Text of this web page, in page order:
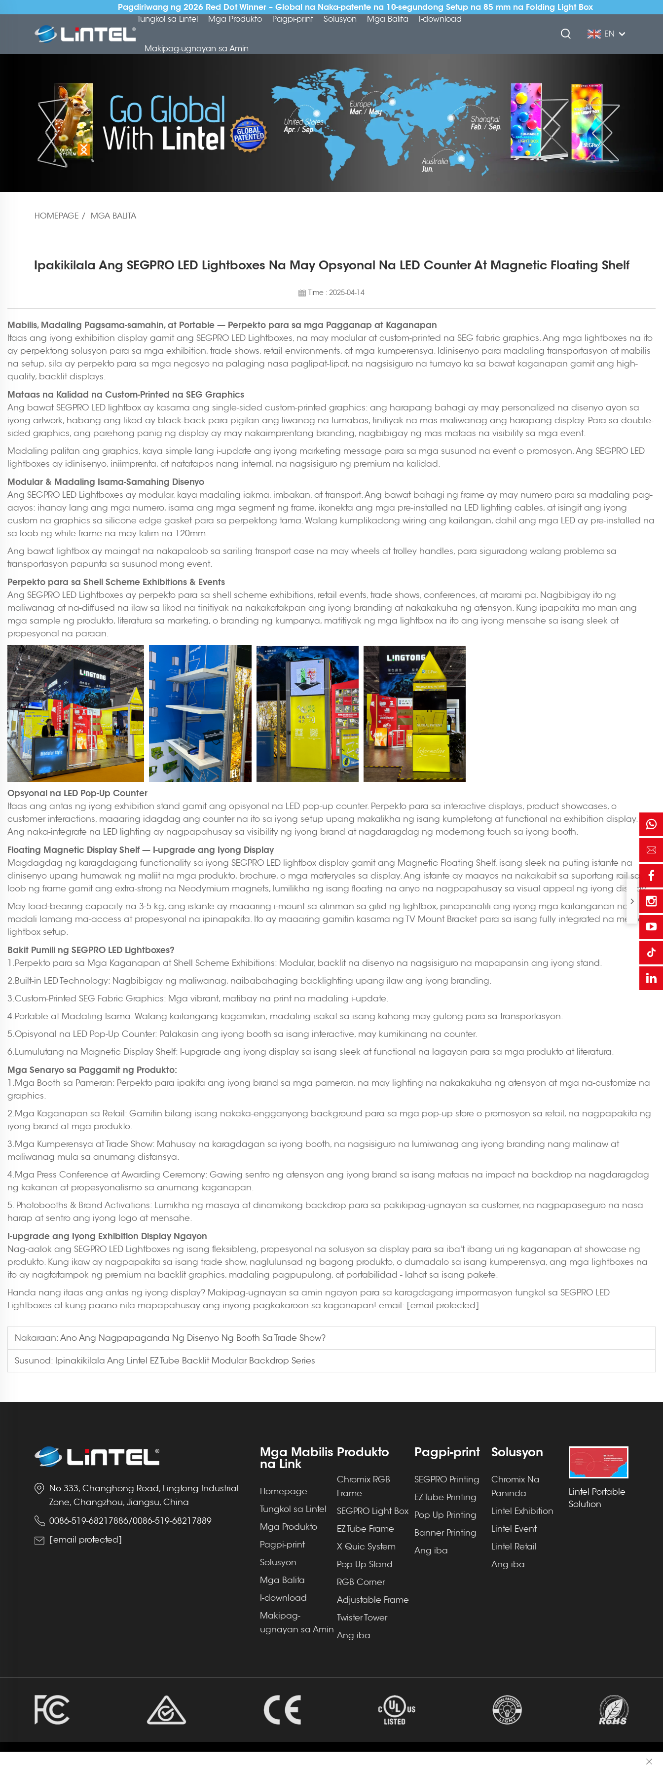
Pagdiriwang ng 2026 Red Dot Winner – Global na Naka-patente na 10-segundong Setup na 85 mm na Folding Light Box
Tungkol sa Lintel Mga Produkto Pagpi-print Solusyon Mga Balita I-download
Makipag-ugnayan sa Amin
EN
HOMEPAGE / MGA BALITA
Ipakikilala Ang SEGPRO LED Lightboxes Na May Opsyonal Na LED Counter At Magnetic Floating Shelf
Time : 2025-04-14
Mabilis, Madaling Pagsama-samahin, at Portable — Perpekto para sa mga Pagganap at Kaganapan
Itaas ang iyong exhibition display gamit ang SEGPRO LED Lightboxes, na may modular at custom-printed na SEG fabric graphics. Ang mga lightboxes na ito
ay perpektong solusyon para sa mga exhibition, trade shows, retail environments, at mga kumperensya. Idinisenyo para madaling transportasyon at mabilis
na setup, sila ay perpekto para sa mga negosyo na palaging nasa paglipat-lipat, na nagsisiguro na tumayo ka sa bawat kaganapan gamit ang high-
quality, backlit displays.
Mataas na Kalidad na Custom-Printed na SEG Graphics
Ang bawat SEGPRO LED lightbox ay kasama ang single-sided custom-printed graphics: ang harapang bahagi ay may personalized na disenyo ayon sa
iyong artwork, habang ang likod ay black-back para pigilan ang liwanag na lumabas, tinitiyak na mas maliwanag ang harapang display. Para sa double-
sided graphics, ang parehong panig ng display ay may nakaimprentang branding, nagbibigay ng mas mataas na visibility sa mga event.
Madaling palitan ang graphics, kaya simple lang i-update ang iyong marketing message para sa mga susunod na event o promosyon. Ang SEGPRO LED
lightboxes ay idinisenyo, iniimprenta, at natatapos nang internal, na nagsisiguro ng premium na kalidad.
Modular & Madaling Isama-Samahing Disenyo
Ang SEGPRO LED Lightboxes ay modular, kaya madaling iakma, imbakan, at transport. Ang bawat bahagi ng frame ay may numero para sa madaling pag-
aayos: ihanay lang ang mga numero, isama ang mga segment ng frame, ikonekta ang mga pre-installed na LED lighting cables, at isingit ang iyong
custom na graphics sa silicone edge gasket para sa perpektong tama. Walang kumplikadong wiring ang kailangan, dahil ang mga LED ay pre-installed na
sa loob ng white frame na may lalim na 120mm.
Ang bawat lightbox ay maingat na nakapaloob sa sariling transport case na may wheels at trolley handles, para siguradong walang problema sa
transportasyon papunta sa susunod mong event.
Perpekto para sa Shell Scheme Exhibitions & Events
Ang SEGPRO LED Lightboxes ay perpekto para sa shell scheme exhibitions, retail events, trade shows, conferences, at marami pa. Nagbibigay ito ng
maliwanag at na-diffused na ilaw sa likod na tinitiyak na nakakatakpan ang iyong branding at nakakakuha ng atensyon. Kung ipapakita mo man ang
mga sample ng produkto, literatura sa marketing, o branding ng kumpanya, matitiyak ng mga lightbox na ito ang iyong mensahe sa isang sleek at
propesyonal na paraan.
Opsyonal na LED Pop-Up Counter
Itaas ang antas ng iyong exhibition stand gamit ang opisyonal na LED pop-up counter. Perpekto para sa interactive displays, product showcases, o
customer interactions, maaaring idagdag ang counter na ito sa iyong setup upang makalikha ng isang kumpletong at functional na exhibition display.
Ang naka-integrate na LED lighting ay nagpapahusay sa visibility ng iyong brand at nagdaragdag ng modernong touch sa iyong booth.
Floating Magnetic Display Shelf — I-upgrade ang Iyong Display
Magdagdag ng karagdagang functionality sa iyong SEGPRO LED lightbox display gamit ang Magnetic Floating Shelf, isang sleek na puting istante na
dinisenyo upang humawak ng maliit na mga produkto, brochure, o mga materyales sa display. Ang istante ay maayos na nakakabit sa suportang rail sa
loob ng frame gamit ang extra-strong na Neodymium magnets, lumilikha ng isang floating na anyo na nagpapahusay sa visual appeal ng iyong display.
May load-bearing capacity na 3-5 kg, ang istante ay maaaring i-mount sa alinman sa gilid ng lightbox, pinapanatili ang iyong mga kailanganan na
madali lamang ma-access at propesyonal na ipinapakita. Ito ay maaaring gamitin kasama ng TV Mount Bracket para sa isang fully integrated na media
lightbox setup.
Bakit Pumili ng SEGPRO LED Lightboxes?
1.Perpekto para sa Mga Kaganapan at Shell Scheme Exhibitions: Modular, backlit na disenyo na nagsisiguro na mapapansin ang iyong stand.
2.Built-in LED Technology: Nagbibigay ng maliwanag, naibabahaging backlighting upang ilaw ang iyong branding.
3.Custom-Printed SEG Fabric Graphics: Mga vibrant, matibay na print na madaling i-update.
4.Portable at Madaling Isama: Walang kailangang kagamitan; madaling isakat sa isang kahong may gulong para sa transportasyon.
5.Opisyonal na LED Pop-Up Counter: Palakasin ang iyong booth sa isang interactive, may kumikinang na counter.
6.Lumulutang na Magnetic Display Shelf: I-upgrade ang iyong display sa isang sleek at functional na lagayan para sa mga produkto at literatura.
Mga Senaryo sa Paggamit ng Produkto:
1.Mga Booth sa Pameran: Perpekto para ipakita ang iyong brand sa mga pameran, na may lighting na nakakakuha ng atensyon at mga na-customize na
graphics.
2.Mga Kaganapan sa Retail: Gamitin bilang isang nakaka-engganyong background para sa mga pop-up store o promosyon sa retail, na nagpapakita ng
iyong brand at mga produkto.
3.Mga Kumperensya at Trade Show: Mahusay na karagdagan sa iyong booth, na nagsisiguro na lumiwanag ang iyong branding nang malinaw at
maliwanag mula sa anumang distansya.
4.Mga Press Conference at Awarding Ceremony: Gawing sentro ng atensyon ang iyong brand sa isang mataas na impact na backdrop na nagdaragdag
ng kakanan at propesyonalismo sa anumang kaganapan.
5. Photobooths & Brand Activations: Lumikha ng masaya at dinamikong backdrop para sa pakikipag-ugnayan sa customer, na nagpapaseguro na nasa
harap at sentro ang iyong logo at mensahe.
I-upgrade ang Iyong Exhibition Display Ngayon
Nag-aalok ang SEGPRO LED Lightboxes ng isang fleksibleng, propesyonal na solusyon sa display para sa iba't ibang uri ng kaganapan at showcase ng
produkto. Kung ikaw ay nagpapakita sa isang trade show, naglulunsad ng bagong produkto, o dumadalo sa isang kumperensya, ang mga lightboxes na
ito ay nagtatampok ng premium na backlit graphics, madaling pagpupulong, at portabilidad - lahat sa isang pakete.
Handa nang itaas ang antas ng iyong display? Makipag-ugnayan sa amin ngayon para sa karagdagang impormasyon tungkol sa SEGPRO LED
Lightboxes at kung paano nila mapapahusay ang inyong pagkakaroon sa kaganapan! email: [email protected]
Nakaraan: Ano Ang Nagpapaganda Ng Disenyo Ng Booth Sa Trade Show?
Susunod: Ipinakikilala Ang Lintel EZ Tube Backlit Modular Backdrop Series
No.333, Changhong Road, Lingtong Industrial
Zone, Changzhou, Jiangsu, China
0086-519-68217886/0086-519-68217889
[email protected]
Mga Mabilis
na Link
Homepage
Tungkol sa Lintel
Mga Produkto
Pagpi-print
Solusyon
Mga Balita
I-download
Makipag-
ugnayan sa Amin
Produkto
Chromix RGB
Frame
SEGPRO Light Box
EZ Tube Frame
X Quic System
Pop Up Stand
RGB Corner
Adjustable Frame
Twister Tower
Ang iba
Pagpi-print
SEGPRO Printing
EZ Tube Printing
Pop Up Printing
Banner Printing
Ang iba
Solusyon
Chromix Na
Paninda
Lintel Exhibition
Lintel Event
Lintel Retail
Ang iba
Lintel Portable
Solution